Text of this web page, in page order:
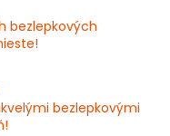
bezlepkových
bezlepkovými